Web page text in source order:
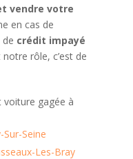
vendre votre
en cas de
de crédit impayé
rôle, c’est de
voiture gagée à
Seine
Les-Bray